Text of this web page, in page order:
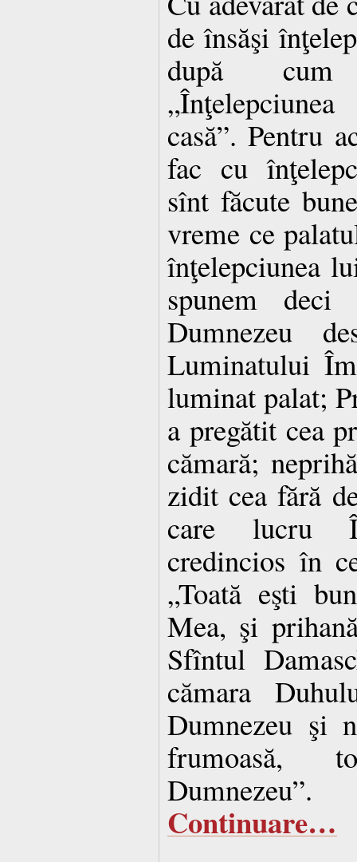
de însăşi
după
casă”. Pentru
fac cu
sînt făcute
vreme ce
înţelepciunea
spunem
Dumnezeu
Luminatului
luminat palat;
a pregătit cea
cămară;
zidit cea fără
care lucru
credincios în
„Toată eşti
Mea, şi
Sfîntul
cămara
Dumnezeu şi
frumoasă,
Dumnezeu”.
Continuare…